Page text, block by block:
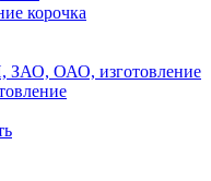
корочка
ОАО, изготовление